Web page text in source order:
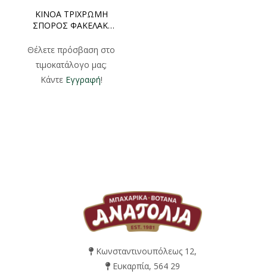
ΚΙΝΟΑ ΤΡΙΧΡΩΜΗ
ΣΠΟΡΟΣ ΦΑΚΕΛΑΚΙ
Θέλετε πρόσβαση στο
τιμοκατάλογο μας;
Κάντε Εγγραφή!
Κωνσταντινουπόλεως 12,
Ευκαρπία, 564 29